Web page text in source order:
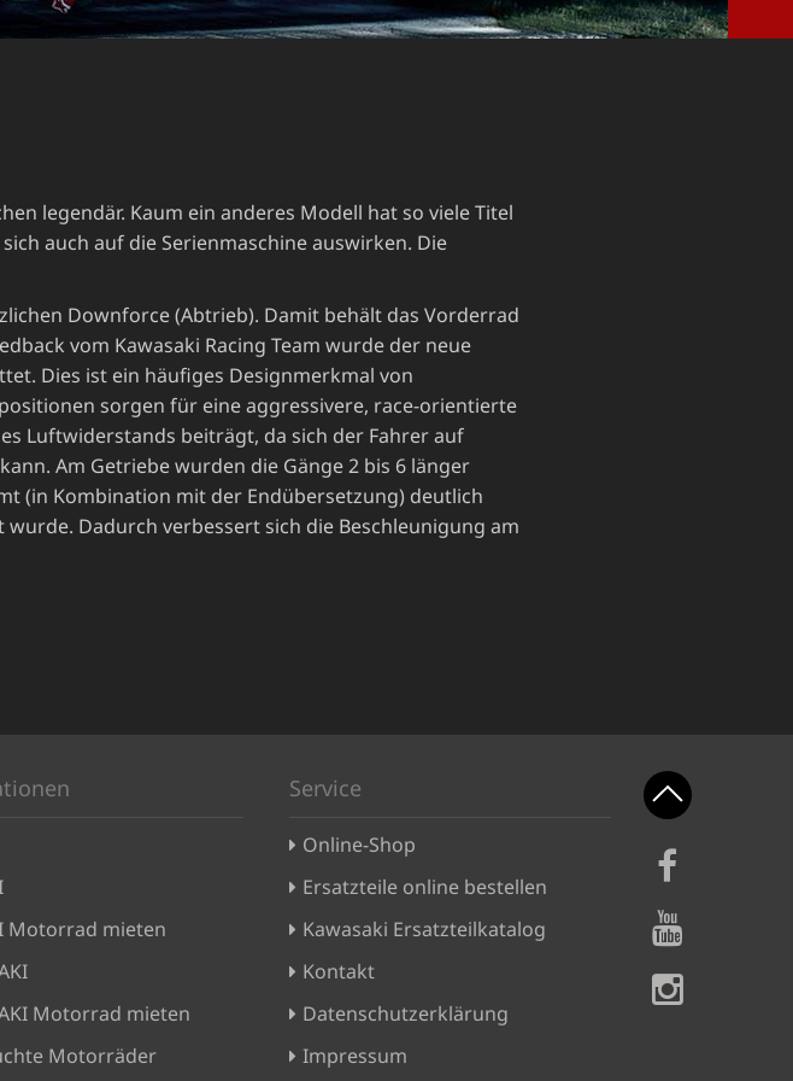
legendär. Kaum ein anderes Modell hat so viele Titel
auch auf die Serienmaschine auswirken. Die
Downforce (Abtrieb). Damit behält das Vorderrad
vom Kawasaki Racing Team wurde der neue
Dies ist ein häufiges Designmerkmal von
sorgen für eine aggressivere, race-orientierte
Luftwiderstands beiträgt, da sich der Fahrer auf
Am Getriebe wurden die Gänge 2 bis 6 länger
(in Kombination mit der Endübersetzung) deutlich
Dadurch verbessert sich die Beschleunigung am
Motorrad mieten
Motorrad mieten
Motorräder
Service
Online-Shop
Ersatzteile online bestellen
Kawasaki Ersatzteilkatalog
Kontakt
Datenschutzerklärung
Impressum